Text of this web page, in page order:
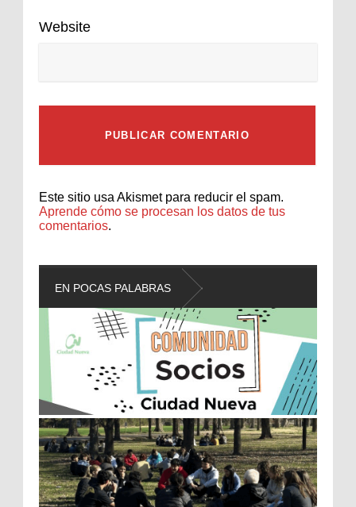
Website
Este sitio usa Akismet para reducir el spam.
Aprende cómo se procesan los datos de tus
comentarios.
EN POCAS PALABRAS